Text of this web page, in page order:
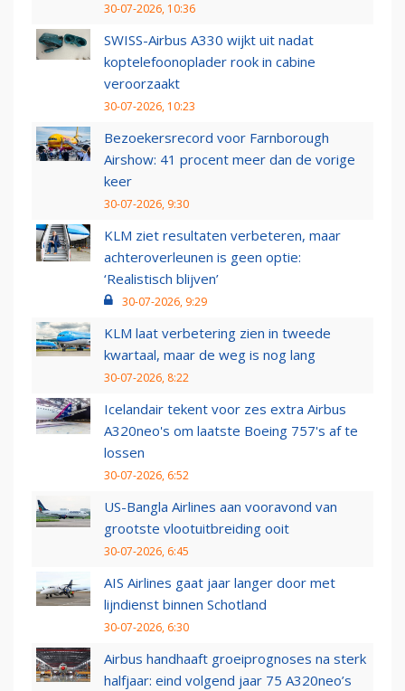
30-07-2026, 10:36
SWISS-Airbus A330 wijkt uit nadat
koptelefoonoplader rook in cabine
veroorzaakt
30-07-2026, 10:23
Bezoekersrecord voor Farnborough
Airshow: 41 procent meer dan de vorige
keer
30-07-2026, 9:30
KLM ziet resultaten verbeteren, maar
achteroverleunen is geen optie:
‘Realistisch blijven’
30-07-2026, 9:29
KLM laat verbetering zien in tweede
kwartaal, maar de weg is nog lang
30-07-2026, 8:22
Icelandair tekent voor zes extra Airbus
A320neo's om laatste Boeing 757's af te
lossen
30-07-2026, 6:52
US-Bangla Airlines aan vooravond van
grootste vlootuitbreiding ooit
30-07-2026, 6:45
AIS Airlines gaat jaar langer door met
lijndienst binnen Schotland
30-07-2026, 6:30
Airbus handhaaft groeiprognoses na sterk
halfjaar: eind volgend jaar 75 A320neo’s